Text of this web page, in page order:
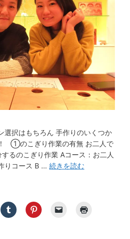
選択はもちろん 手作りのいくつか
①のこぎり作業の有無 お二人で
るのこぎり作業 Aコース：お二人
りコース B … 続きを読む